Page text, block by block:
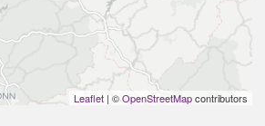
Leaflet | ©OpenStreetMapcontributors